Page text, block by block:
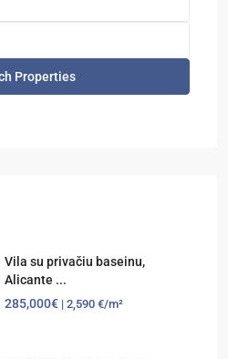
Vila su privačiu baseinu,
Alicante ...
285,000€ | 2,590 €/m²